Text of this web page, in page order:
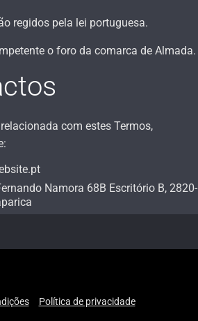
regidos pela lei portuguesa.
o foro da comarca de Almada.
com estes Termos,
Namora 68B Escritório B, 2820-
Política de privacidade